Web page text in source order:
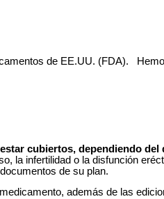
de EE.UU. (FDA).
cubiertos, dependiendo del
la infertilidad o la disfunción
de su plan.
además de las